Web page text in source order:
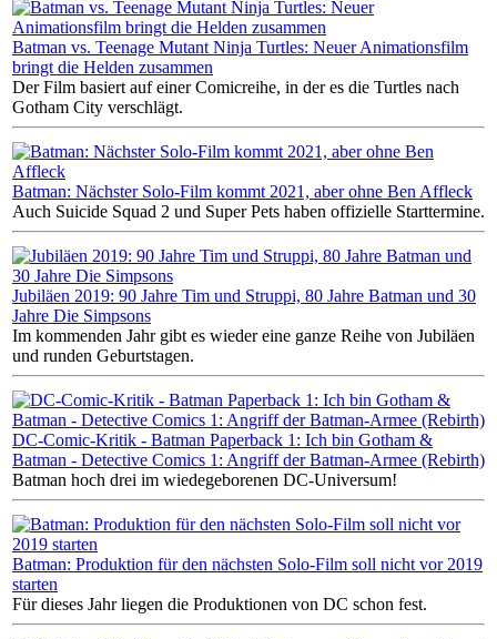
Batman vs. Teenage Mutant Ninja Turtles: Neuer Animationsfilm
bringt die Helden zusammen
Der Film basiert auf einer Comicreihe, in der es die Turtles nach
Gotham City verschlägt.
Batman: Nächster Solo-Film kommt 2021, aber ohne Ben Affleck
Auch Suicide Squad 2 und Super Pets haben offizielle Starttermine.
Jubiläen 2019: 90 Jahre Tim und Struppi, 80 Jahre Batman und 30
Jahre Die Simpsons
Im kommenden Jahr gibt es wieder eine ganze Reihe von Jubiläen
und runden Geburtstagen.
DC-Comic-Kritik - Batman Paperback 1: Ich bin Gotham &
Batman - Detective Comics 1: Angriff der Batman-Armee (Rebirth)
Batman hoch drei im wiedegeborenen DC-Universum!
Batman: Produktion für den nächsten Solo-Film soll nicht vor 2019
starten
Für dieses Jahr liegen die Produktionen von DC schon fest.